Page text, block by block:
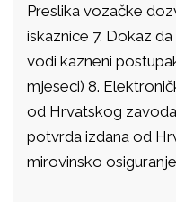
Preslika vozačke
iskaznice 7. Dokaz
vodi kazneni
mjeseci) 8.
od Hrvatskog
potvrda izdana od
mirovinsko osiguranje